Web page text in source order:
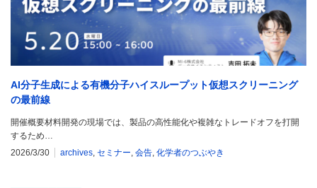
AI分子生成による有機分子ハイスループット仮想スクリーニング
の最前線
開催概要材料開発の現場では、製品の高性能化や複雑なトレードオフを打開
するため…
2026/3/30
archives セミナー 会告 化学者のつぶやき